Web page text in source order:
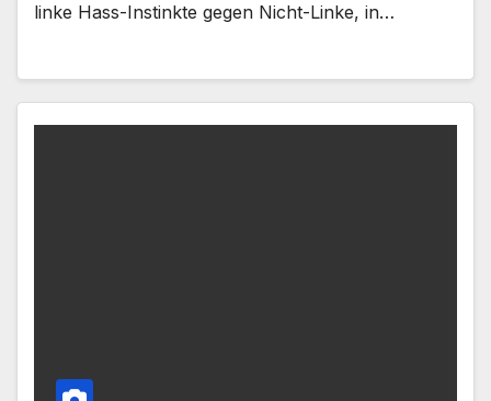
linke Hass-Instinkte gegen Nicht-Linke, in…